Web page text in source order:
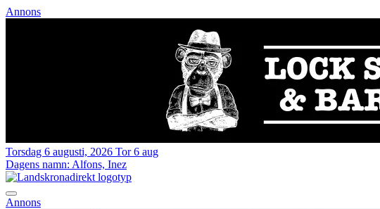
Annons
Torsdag 6 augusti, 2026 Tor 6 aug
Dagens namn: Alfons, Inez
Annons